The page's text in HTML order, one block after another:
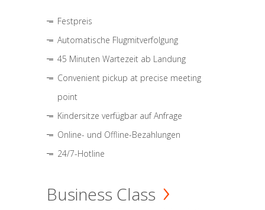
Festpreis
Automatische Flugmitverfolgung
45 Minuten Wartezeit ab Landung
Convenient pickup at precise meeting
point
Kindersitze verfügbar auf Anfrage
Online- und Offline-Bezahlungen
24/7-Hotline
Business Class